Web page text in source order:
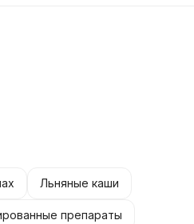
Льняные каши
препараты